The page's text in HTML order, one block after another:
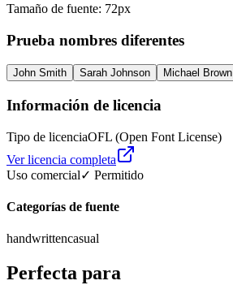
Tamaño de fuente: 72px
Prueba nombres diferentes
John Smith Sarah Johnson Michael Brown
Información de licencia
Tipo de licenciaOFL (Open Font License)
Ver licencia completa
Uso comercial✓ Permitido
Categorías de fuente
handwrittencasual
Perfecta para